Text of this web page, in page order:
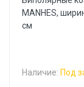
MANHES,
см
Наличие: Под